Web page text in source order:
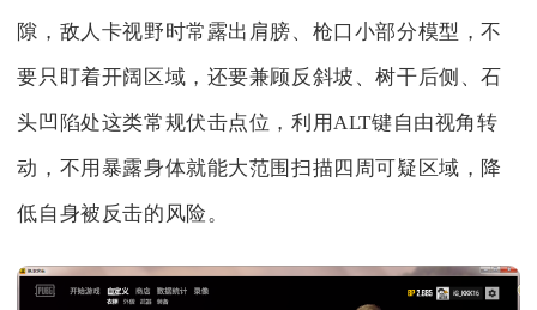
隙，敌人卡视野时常露出肩膀、枪口小部分模型，不
要只盯着开阔区域，还要兼顾反斜坡、树干后侧、石
头凹陷处这类常规伏击点位，利用ALT键自由视角转
动，不用暴露身体就能大范围扫描四周可疑区域，降
低自身被反击的风险。